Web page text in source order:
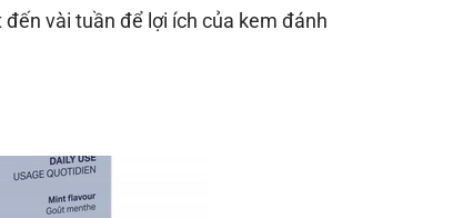
vài tuần để lợi ích của kem đánh